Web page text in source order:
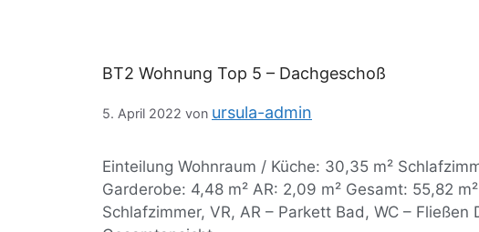
BT2 Wohnung Top 5 – Dachgeschoß
5. April 2022 von ursula-admin
Einteilung Wohnraum / Küche: 30,35 m²
Garderobe: 4,48 m² AR: 2,09 m² Gesamt: 55,82
Schlafzimmer, VR, AR – Parkett Bad, WC –